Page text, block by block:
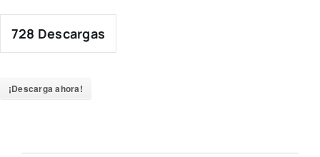
content
728 Descargas
¡Descarga ahora!